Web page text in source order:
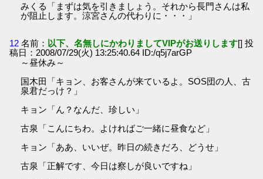
みくる「まずは気を引きましょう。それから長門さんは私
が阻止します。涼宮さんの代わりに・・・」
12 名前： 以下、名無しにかわりましてVIPがお送りします[] 投
稿日：2008/07/29(火) 13:25:40.64 ID:/q5j7arGP
～昼休み～
国木田「キョン、お客さんが来ているよ。SOS団の人、古
泉君だっけ？」
キョン「ん？なんだ、珍しい」
古泉「こんにちわ。よければご一緒に昼食など」
キョン「ああ、いいぜ。昨日の続きだろ、どうせ」
古泉「正解です、今日は察しが良いですね」